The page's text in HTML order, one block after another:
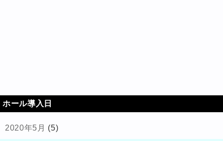
ホール導入日
2020年5月 (5)